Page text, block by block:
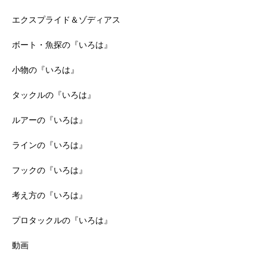
エクスプライド＆ゾディアス
ボート・魚探の『いろは』
小物の『いろは』
タックルの『いろは』
ルアーの『いろは』
ラインの『いろは』
フックの『いろは』
考え方の『いろは』
プロタックルの『いろは』
動画